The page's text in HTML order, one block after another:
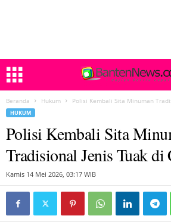
Beranda Hukum Polisi Kembali Sita Minuman
HUKUM
Polisi Kembali Sita
Tradisional Jenis Tuak di
Kamis 14 Mei 2026, 03:17 WIB